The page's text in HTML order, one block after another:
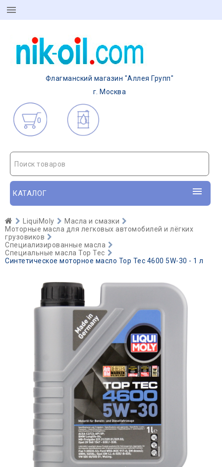
Флагманский магазин "Аллея Групп"
г. Москва
0
Поиск товаров
КАТАЛОГ
LiquiMoly
Масла и смазки
Моторные масла для легковых автомобилей и лёгких
грузовиков
Специализированные масла
Специальные масла Top Tec
Синтетическое моторное масло Top Tec 4600 5W-30 - 1 л